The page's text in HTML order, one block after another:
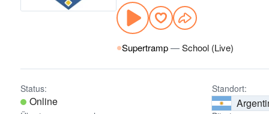
Supertramp—School (Live)
Status:
Online
Standort: